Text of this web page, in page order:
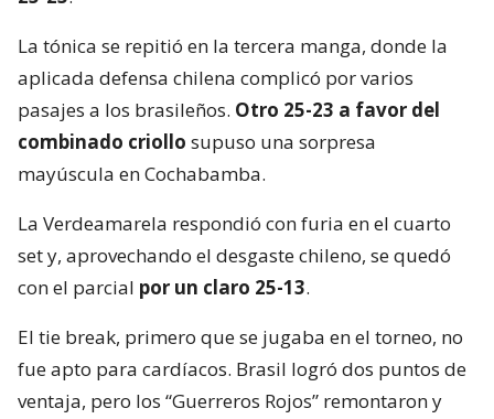
La tónica se repitió en la tercera manga, donde la
aplicada defensa chilena complicó por varios
pasajes a los brasileños. Otro 25-23 a favor del
combinado criollo supuso una sorpresa
mayúscula en Cochabamba.
La Verdeamarela respondió con furia en el cuarto
set y, aprovechando el desgaste chileno, se quedó
con el parcial por un claro 25-13.
El tie break, primero que se jugaba en el torneo, no
fue apto para cardíacos. Brasil logró dos puntos de
ventaja, pero los “Guerreros Rojos” remontaron y